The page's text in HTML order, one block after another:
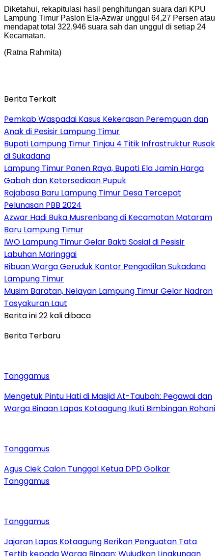
Diketahui, rekapitulasi hasil penghitungan suara dari KPU
Lampung Timur Paslon Ela-Azwar unggul 64,27 Persen atau
mendapat total 322.946 suara sah dan unggul di setiap 24
Kecamatan.
(Ratna Rahmita)
Berita Terkait
Pemkab Waspadai Kasus Kekerasan Perempuan dan
Anak di Pesisir Lampung Timur
Bupati Lampung Timur Tinjau 4 Titik Infrastruktur Rusak
di Sukadana
Lampung Timur Panen Raya, Bupati Ela Jamin Harga
Gabah dan Ketersediaan Pupuk
Rajabasa Baru Lampung Timur Desa Tercepat
Pelunasan PBB 2024
Azwar Hadi Buka Musrenbang di Kecamatan Mataram
Baru Lampung Timur
IWO Lampung Timur Gelar Bakti Sosial di Pesisir
Labuhan Maringgai
Ribuan Warga Geruduk Kantor Pengadilan Sukadana
Lampung Timur
Musim Baratan, Nelayan Lampung Timur Gelar Nadran
Tasyakuran Laut
Berita ini 22 kali dibaca
Berita Terbaru
Tanggamus
Mengetuk Pintu Hati di Masjid At-Taubah: Pegawai dan
Warga Binaan Lapas Kotaagung Ikuti Bimbingan Rohani
Tanggamus
Agus Ciek Calon Tunggal Ketua DPD Golkar
Tanggamus
Tanggamus
Jajaran Lapas Kotaagung Berikan Penguatan Tata
Tertib kepada Warga Binaan: Wujudkan Lingkungan